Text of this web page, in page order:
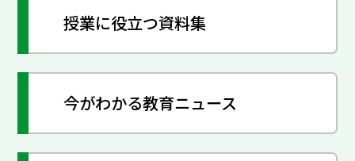
授業に役立つ資料集
今がわかる教育ニュース